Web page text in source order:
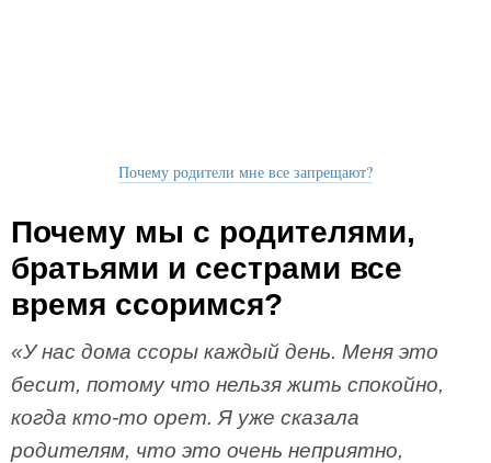
Почему родители мне все запрещают?
Почему мы с родителями,
братьями и сестрами все
время ссоримся?
«У нас дома ссоры каждый день. Меня это
бесит, потому что нельзя жить спокойно,
когда кто-­то орет. Я уже сказала
родителям, что это очень неприятно,